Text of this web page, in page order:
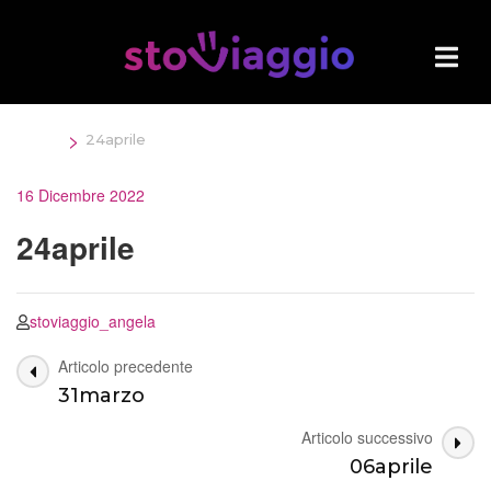
> 24aprile
16 Dicembre 2022
24aprile
stoviaggio_angela
Navigazione
articoli
Articolo precedente
31marzo
Articolo successivo
06aprile